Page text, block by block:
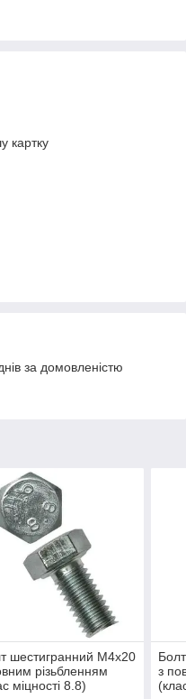
картку
за домовленістю
шестигранний М4х20
різьбленням
міцності 8.8)
з